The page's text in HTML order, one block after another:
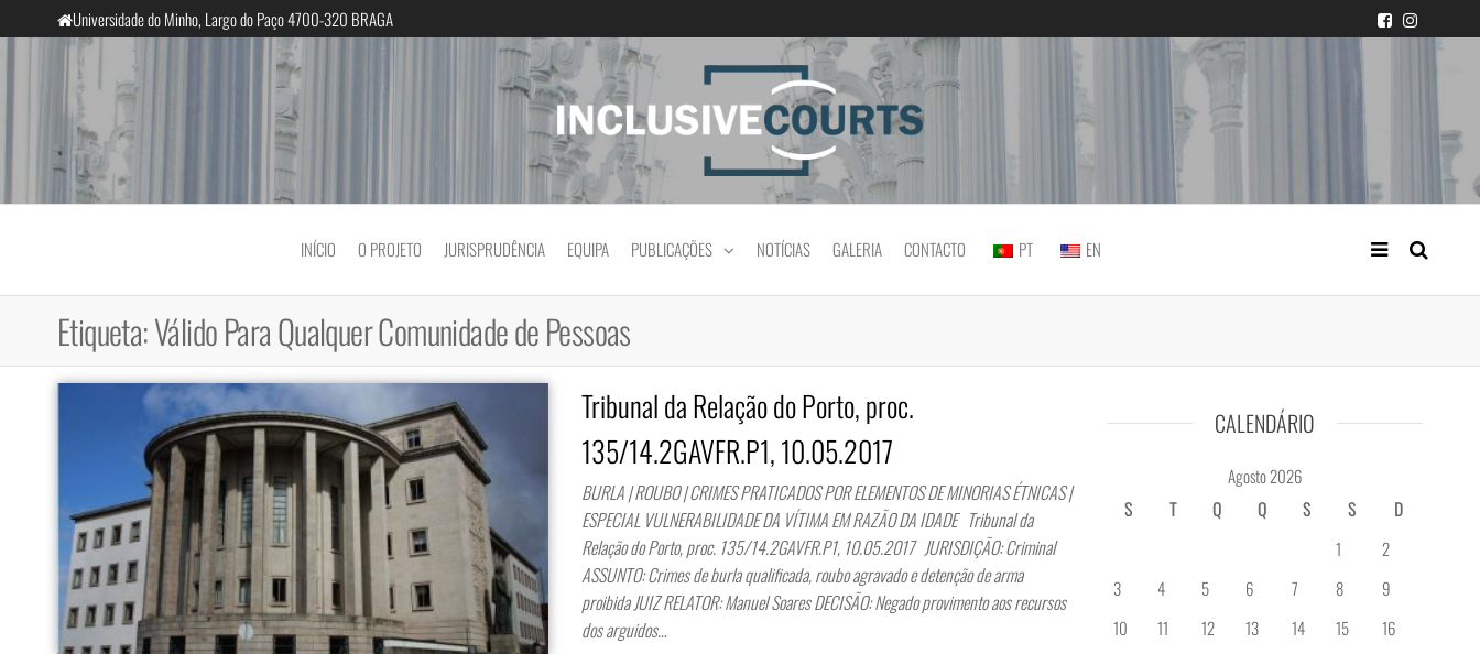
para
Universidade do Minho, Largo do Paço 4700-320 BRAGA
InclusiveCourts Igualdade e diferença cultural na prática judicial portuguesa
INÍCIO O PROJETO JURISPRUDÊNCIA EQUIPA PUBLICAÇÕES NOTÍCIAS GALERIA CONTACTO PT EN
Etiqueta:Válido Para Qualquer Comunidade de Pessoas
Tribunal da Relação do Porto, proc.
135/14.2GAVFR.P1, 10.05.2017
BURLA | ROUBO | CRIMES PRATICADOS POR ELEMENTOS DE MINORIAS ÉTNICAS |
ESPECIAL VULNERABILIDADE DA VÍTIMA EM RAZÃO DA IDADE Tribunal da
Relação do Porto, proc. 135/14.2GAVFR.P1, 10.05.2017 JURISDIÇÃO: Criminal
ASSUNTO: Crimes de burla qualificada, roubo agravado e detenção de arma
proibida JUIZ RELATOR: Manuel Soares DECISÃO: Negado provimento aos recursos
dos arguidos…
CALENDÁRIO
Agosto 2026
S
T Q Q S S
D
1
2
3
4 5 6 7 8
9
10
11 12 13 14 15
16